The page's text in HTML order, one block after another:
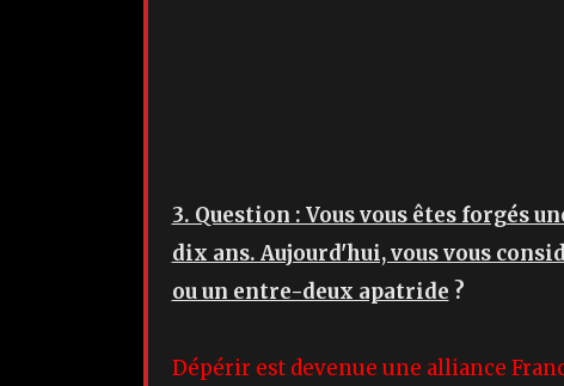
3. Question : Vous vous êtes forgés
dix ans. Aujourd'hui, vous vous
ou un entre-deux apatride ?
Dépérir est devenue une alliance